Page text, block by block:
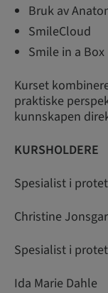
Bruk av
SmileCloud
Smile in a Box
Kurset
praktiske
kunnskapen
KURSHOLDERE
Spesialist i
Christine Jonsgar
Spesialist i
Ida Marie Dahle